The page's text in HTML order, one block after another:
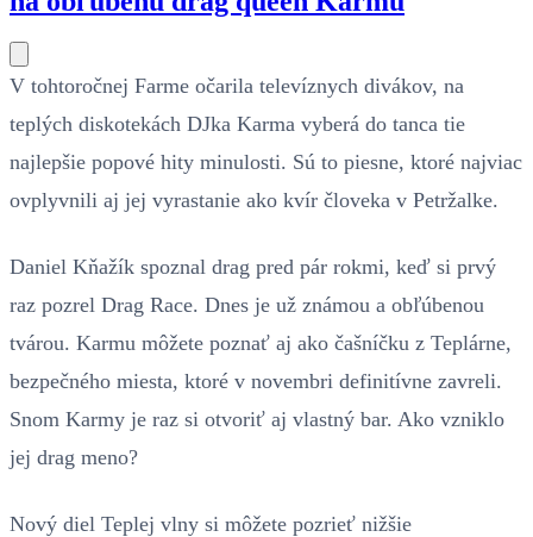
V tohtoročnej Farme očarila televíznych divákov, na
teplých diskotekách DJka Karma vyberá do tanca tie
najlepšie popové hity minulosti. Sú to piesne, ktoré najviac
ovplyvnili aj jej vyrastanie ako kvír človeka v Petržalke.
Daniel Kňažík spoznal drag pred pár rokmi, keď si prvý
raz pozrel Drag Race. Dnes je už známou a obľúbenou
tvárou. Karmu môžete poznať aj ako čašníčku z Teplárne,
bezpečného miesta, ktoré v novembri definitívne zavreli.
Snom Karmy je raz si otvoriť aj vlastný bar. Ako vzniklo
jej drag meno?
Nový diel Teplej vlny si môžete pozrieť nižšie